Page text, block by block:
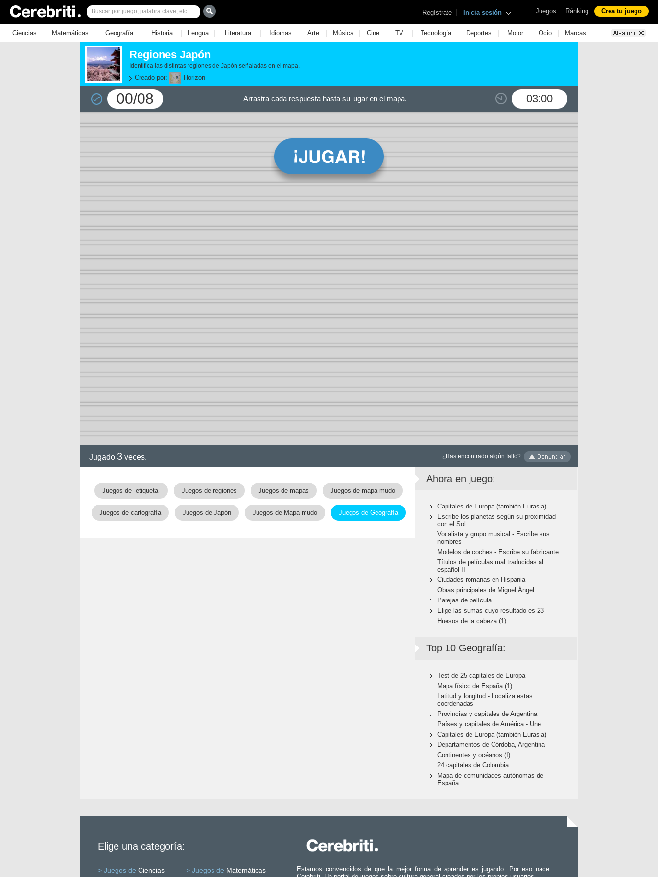
Juegos | Ránking Crea tu juego
Regístrate | Inicia sesión
Ciencias | Matemáticas | Geografía | Historia | Lengua | Literatura | Idiomas | Arte | Música | Cine | TV | Tecnología | Deportes | Motor | Ocio | Marcas
Regiones Japón
Identifica las distintas regiones de Japón señaladas en el mapa.
Creado por: Horizon
00/08 03:00
Arrastra cada respuesta hasta su lugar en el mapa.
Jugado 3 veces. ¿Has encontrado algún fallo?
Juegos de -etiqueta- Juegos de regiones Juegos de mapas Juegos de mapa mudo
Juegos de cartografía Juegos de Japón Juegos de Mapa mudo Juegos de Geografía
Ahora en juego:
Capitales de Europa (también Eurasia)
Escribe los planetas según su proximidad
con el Sol
Vocalista y grupo musical - Escribe sus
nombres
Modelos de coches - Escribe su fabricante
Títulos de películas mal traducidas al
español II
Ciudades romanas en Hispania
Obras principales de Miguel Ángel
Parejas de película
Elige las sumas cuyo resultado es 23
Huesos de la cabeza (1)
Top 10 Geografía:
Test de 25 capitales de Europa
Mapa físico de España (1)
Latitud y longitud - Localiza estas
coordenadas
Provincias y capitales de Argentina
Países y capitales de América - Une
Capitales de Europa (también Eurasia)
Departamentos de Córdoba, Argentina
Continentes y océanos (I)
24 capitales de Colombia
Mapa de comunidades autónomas de
España
Elige una categoría:
> Juegos de Ciencias > Juegos de Matemáticas
Estamos convencidos de que la mejor forma de aprender es jugando. Por eso nace